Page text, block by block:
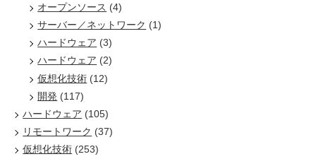
オープンソース (4)
サーバー／ネットワーク (1)
ハードウェア (3)
ハードウェア (2)
仮想化技術 (12)
開発 (117)
ハードウェア (105)
リモートワーク (37)
仮想化技術 (253)